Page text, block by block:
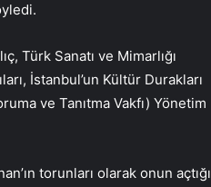
Türk Sanatı ve Mimarlığı
İstanbul’un Kültür Durakları
ve Tanıtma Vakfı) Yönetim
torunları olarak onun açtığı